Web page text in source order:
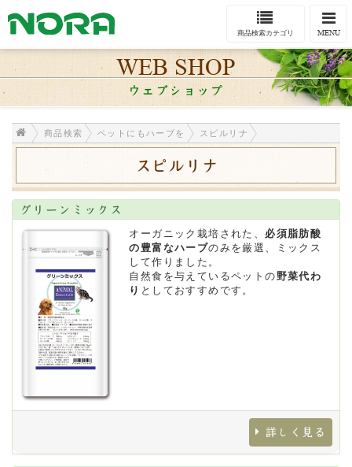
MENU
商品検索カテゴリ
WEB SHOP
ウェブショップ
商品検索 ペットにもハーブを スピルリナ
スピルリナ
グリーンミックス
オーガニック栽培された、 必須脂肪酸
の豊富なハーブのみを厳選、ミックス
して作りました。
自然食を与えているペットの野菜代わ
り としておすすめです。
詳しく見る